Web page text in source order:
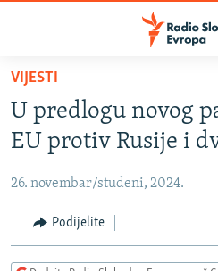
Pređite
glavni
sadržaj
Pređite
na
navigaciju
Pređite
BOSNA I HERCEGOVINA
SRBIJA
KOSOVO
CRNA GORA
VIJESTI
U predlogu novog
EU protiv Rusije i
26. novembar/studeni, 2024.
Podijelite